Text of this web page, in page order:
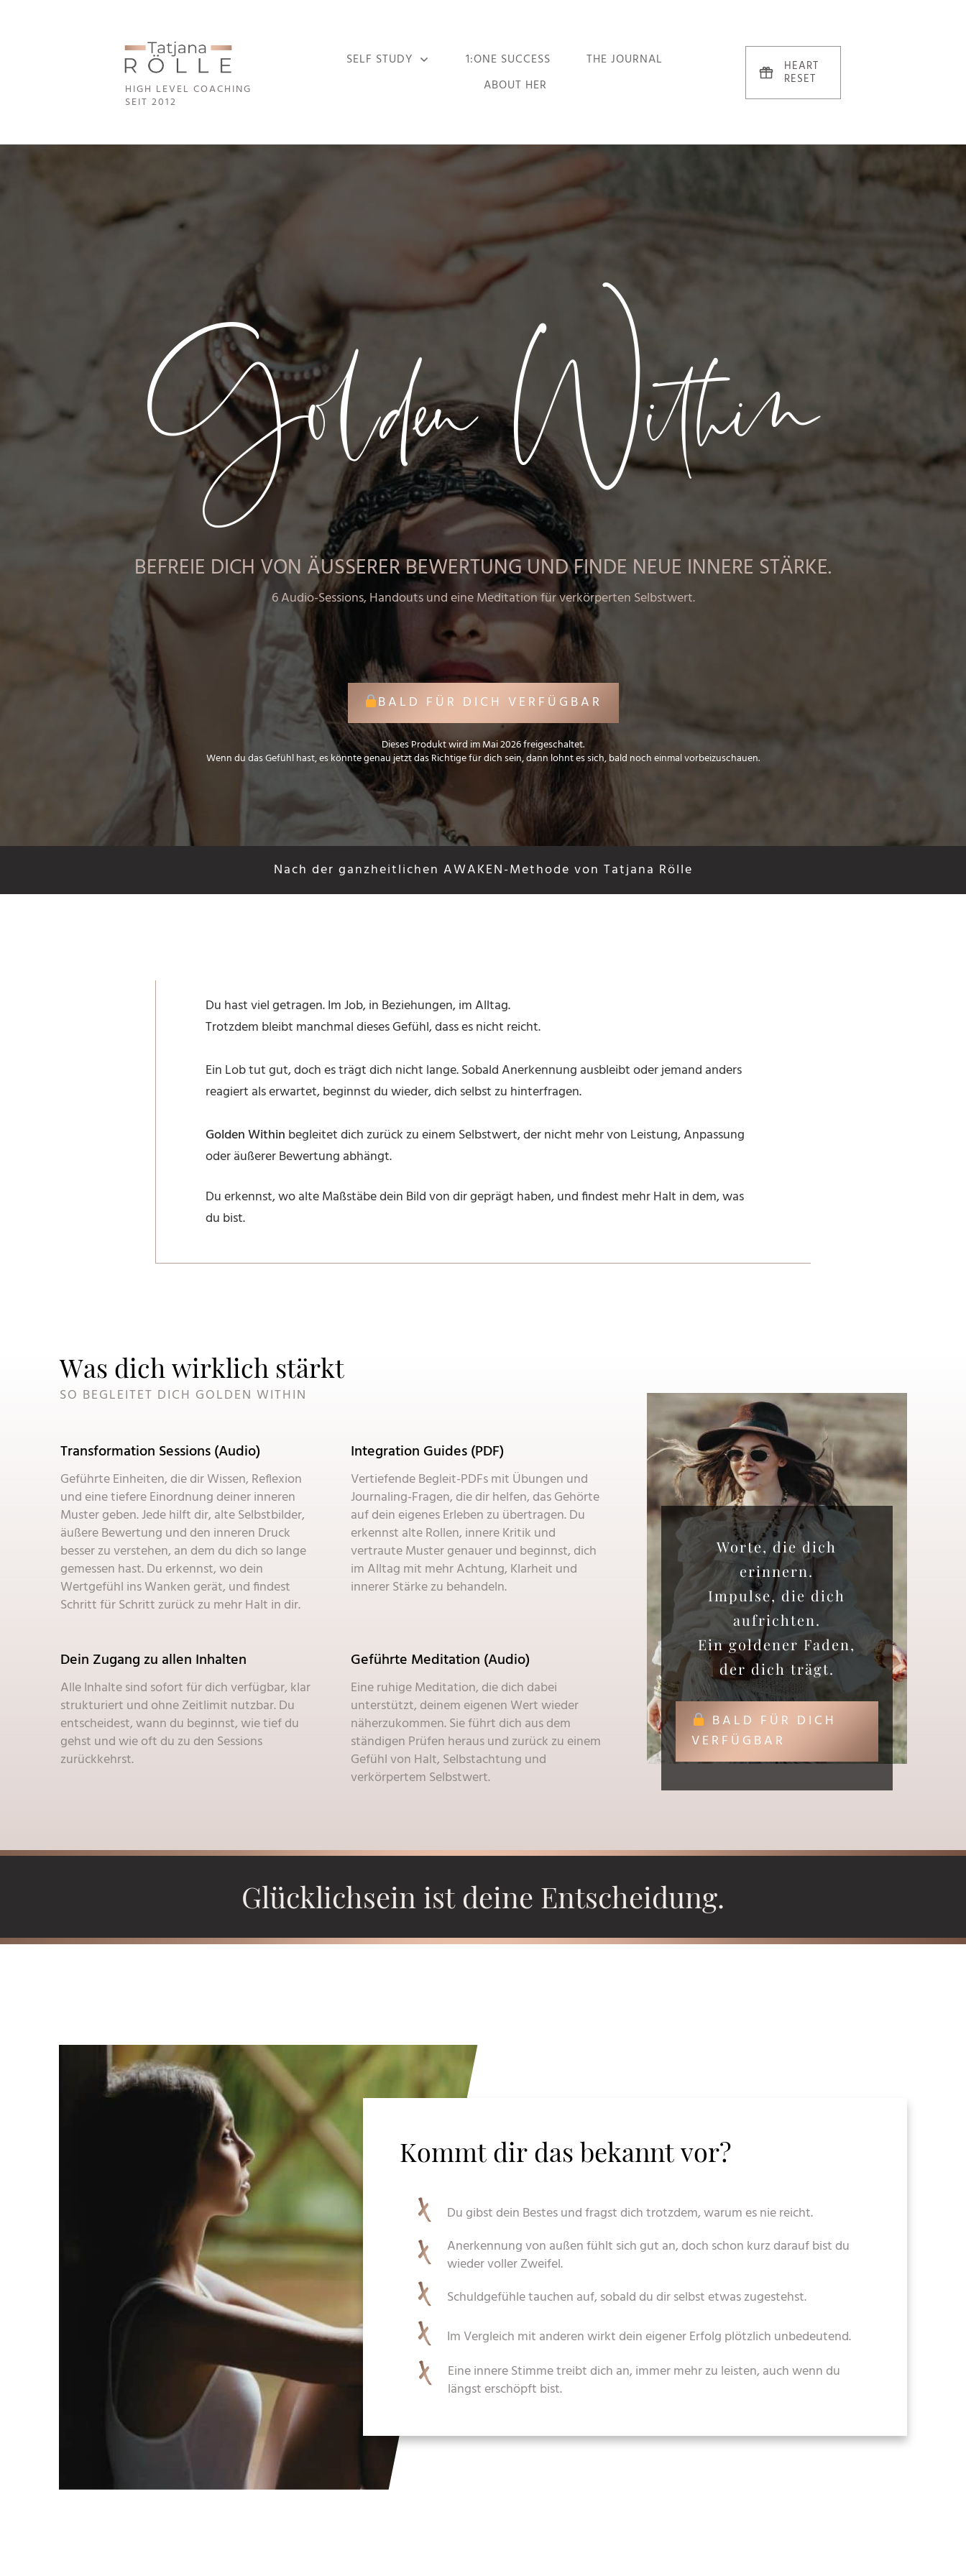
HIGH LEVEL COACHING
SEIT 2012
SELF STUDY 1:ONE SUCCESS
THE JOURNAL
ABOUT HER
HEART
RESET
Golden Within
BEFREIE DICH VON ÄUSSERER BEWERTUNG UND FINDE NEUE INNERE STÄRKE.
6 Audio-Sessions, Handouts und eine Meditation für verkörperten Selbstwert.
BALD FÜR DICH VERFÜGBAR
Dieses Produkt wird im Mai 2026 freigeschaltet.
Wenn du das Gefühl hast, es könnte genau jetzt das Richtige für dich sein, dann lohnt es sich, bald noch einmal vorbeizuschauen.
Nach der ganzheitlichen AWAKEN-Methode von Tatjana Rölle
Du hast viel getragen. Im Job, in Beziehungen, im Alltag.
Trotzdem bleibt manchmal dieses Gefühl, dass es nicht reicht.
Ein Lob tut gut, doch es trägt dich nicht lange. Sobald Anerkennung ausbleibt oder jemand anders
reagiert als erwartet, beginnst du wieder, dich selbst zu hinterfragen.
Golden Within begleitet dich zurück zu einem Selbstwert, der nicht mehr von Leistung, Anpassung
oder äußerer Bewertung abhängt.
Du erkennst, wo alte Maßstäbe dein Bild von dir geprägt haben, und findest mehr Halt in dem, was
du bist.
Worte, die dich
erinnern.
Impulse, die dich
aufrichten.
Ein goldener Faden,
der dich trägt.
BALD FÜR DICH
VERFÜGBAR
Was dich wirklich stärkt
SO BEGLEITET DICH GOLDEN WITHIN
Transformation Sessions (Audio)
Geführte Einheiten, die dir Wissen, Reflexion
und eine tiefere Einordnung deiner inneren
Muster geben. Jede hilft dir, alte Selbstbilder,
äußere Bewertung und den inneren Druck
besser zu verstehen, an dem du dich so lange
gemessen hast. Du erkennst, wo dein
Wertgefühl ins Wanken gerät, und findest
Schritt für Schritt zurück zu mehr Halt in dir.
Integration Guides (PDF)
Vertiefende Begleit-PDFs mit Übungen und
Journaling-Fragen, die dir helfen, das Gehörte
auf dein eigenes Erleben zu übertragen. Du
erkennst alte Rollen, innere Kritik und
vertraute Muster genauer und beginnst, dich
im Alltag mit mehr Achtung, Klarheit und
innerer Stärke zu behandeln.
Dein Zugang zu allen Inhalten
Alle Inhalte sind sofort für dich verfügbar, klar
strukturiert und ohne Zeitlimit nutzbar. Du
entscheidest, wann du beginnst, wie tief du
gehst und wie oft du zu den Sessions
zurückkehrst.
Geführte Meditation (Audio)
Eine ruhige Meditation, die dich dabei
unterstützt, deinem eigenen Wert wieder
näherzukommen. Sie führt dich aus dem
ständigen Prüfen heraus und zurück zu einem
Gefühl von Halt, Selbstachtung und
verkörpertem Selbstwert.
Glücklichsein ist deine Entscheidung.
Kommt dir das bekannt vor?
Du gibst dein Bestes und fragst dich trotzdem, warum es nie reicht.
Anerkennung von außen fühlt sich gut an, doch schon kurz darauf bist du
wieder voller Zweifel.
Schuldgefühle tauchen auf, sobald du dir selbst etwas zugestehst.
Im Vergleich mit anderen wirkt dein eigener Erfolg plötzlich unbedeutend.
Eine innere Stimme treibt dich an, immer mehr zu leisten, auch wenn du
längst erschöpft bist.